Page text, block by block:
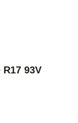
93V